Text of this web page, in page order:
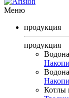
Меню
продукция
продукция
Котлы